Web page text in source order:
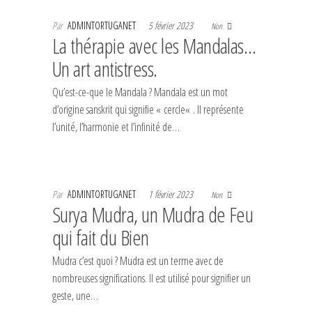
Par ADMINTORTUGANET 5 février 2023 Non
La thérapie avec les Mandalas…
Un art antistress.
Qu’est-ce-que le Mandala ? Mandala est un mot
d’origine sanskrit qui signifie « cercle« . Il représente
l’unité, l’harmonie et l’infinité de…
Par ADMINTORTUGANET 1 février 2023 Non
Surya Mudra, un Mudra de Feu
qui fait du Bien
Mudra c’est quoi ? Mudra est un terme avec de
nombreuses significations. Il est utilisé pour signifier un
geste, une…